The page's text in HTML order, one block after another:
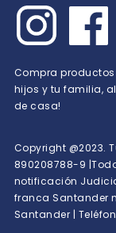
Compra
hijos y tu familia,
de casa!
Copyright @2023.
890208788-9
notificación
franca Santander
Santander |